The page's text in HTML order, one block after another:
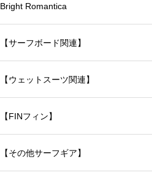
Bright Romantica
【サーフボード関連】
【ウェットスーツ関連】
【FINフィン】
【その他サーフギア】